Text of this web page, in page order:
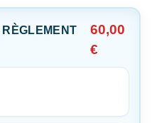
60,00
€